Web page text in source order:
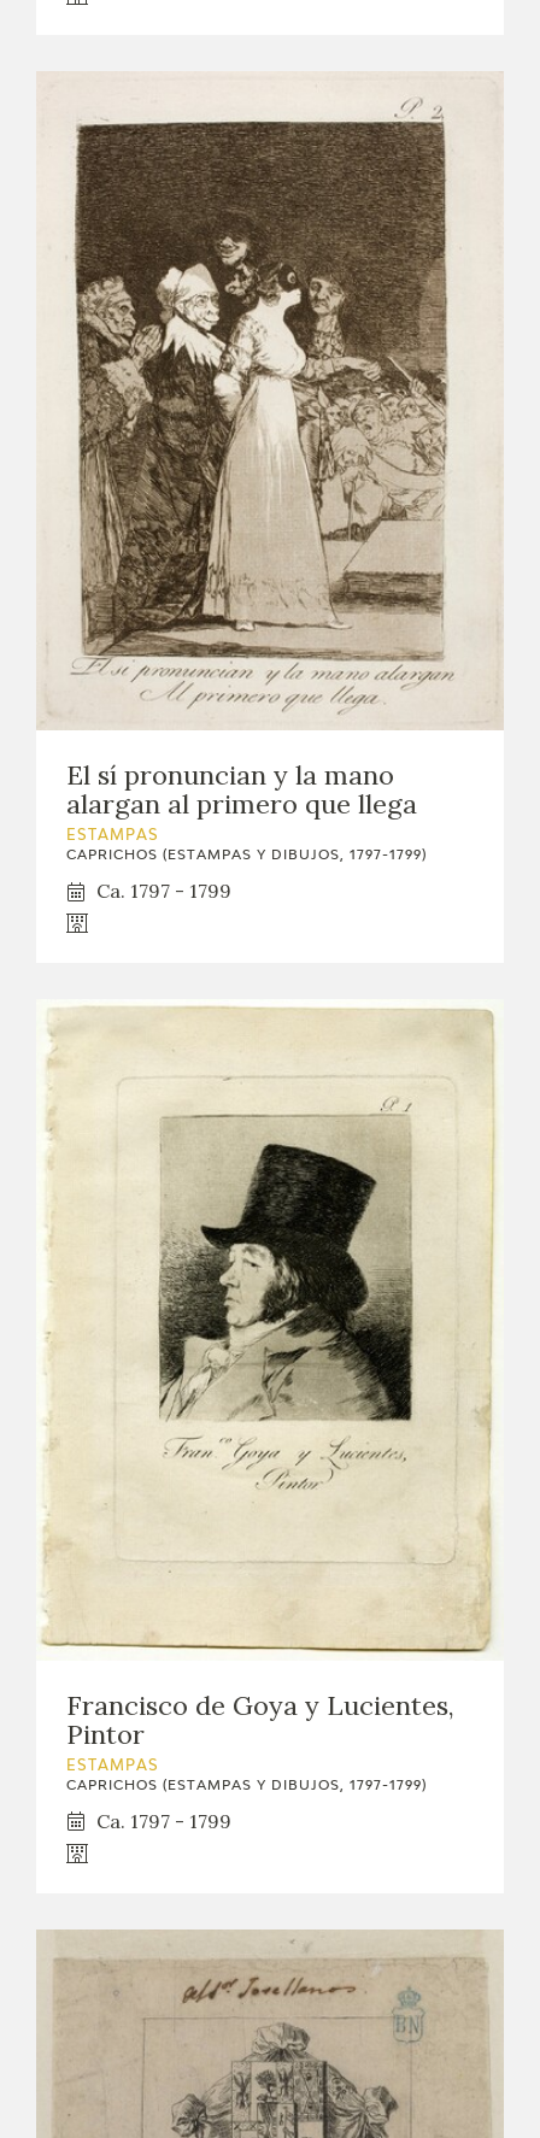
El sí pronuncian y la mano
alargan al primero que llega
ESTAMPAS
CAPRICHOS (ESTAMPAS Y DIBUJOS, 1797-1799)
Ca. 1797 - 1799
Francisco de Goya y Lucientes,
Pintor
ESTAMPAS
CAPRICHOS (ESTAMPAS Y DIBUJOS, 1797-1799)
Ca. 1797 - 1799